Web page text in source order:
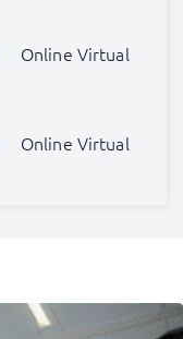
Online Virtual
Online Virtual